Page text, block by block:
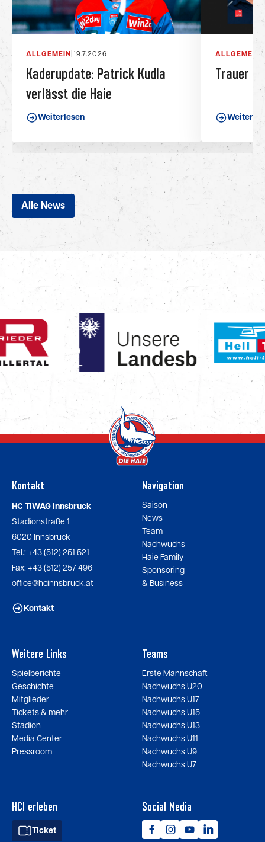
ALLGEMEIN 19.7.2026
Kaderupdate: Patrick Kudla
verlässt die Haie
Weiterlesen
ALLGEMEIN |
Trauer
Alle News
Kontakt
HC TIWAG Innsbruck
Stadionstraße 1
6020 Innsbruck
Tel.: +43 (512) 251 521
Fax: +43 (512) 257 496
office@hcinnsbruck.at
Kontakt
Navigation
Saison
News
Team
Nachwuchs
Haie Family
Sponsoring
& Business
Weitere Links
Spielberichte
Geschichte
Mitglieder
Tickets & mehr
Stadion
Media Center
Pressroom
Teams
Erste Mannschaft
Nachwuchs U20
Nachwuchs U17
Nachwuchs U15
Nachwuchs U13
Nachwuchs U11
Nachwuchs U9
Nachwuchs U7
HCI erleben
Ticket
Social Media